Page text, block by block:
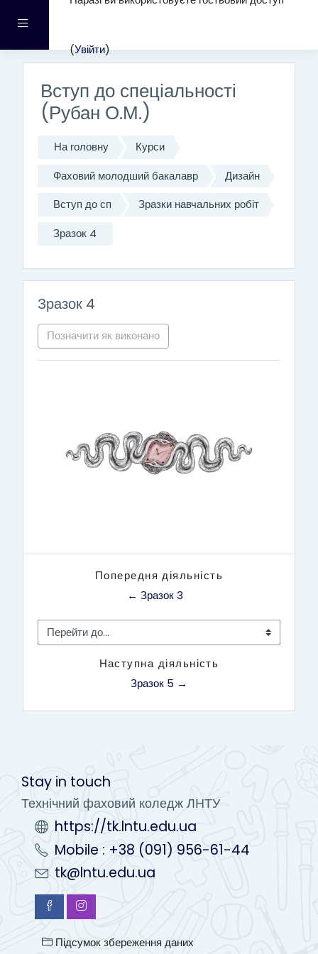
Бокова панель
(Увійти)
Перейти до головного вмісту
Вступ до спеціальності
(Рубан О.М.)
На головну Курси
Фаховий молодший бакалавр Дизайн
Вступ до сп Зразки навчальних робіт
Зразок 4
Зразок 4
Позначити як виконано
Попередня діяльність
← Зразок 3
Перейти до...
Наступна діяльність
Зразок 5 →
Stay in touch
Технічний фаховий коледж ЛНТУ
https://tk.lntu.edu.ua
Mobile : +38 (091) 956-61-44
tk@lntu.edu.ua
Підсумок збереження даних